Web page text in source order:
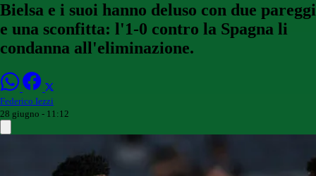
Bielsa e i suoi hanno deluso con due pareggi
e una sconfitta: l'1-0 contro la Spagna li
condanna all'eliminazione.
Federico Iezzi
28 giugno - 11:12